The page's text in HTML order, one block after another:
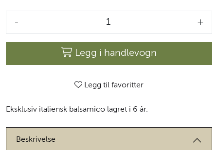
- +
Legg i handlevogn
Legg til favoritter
Eksklusiv italiensk balsamico lagret i 6 år.
Beskrivelse